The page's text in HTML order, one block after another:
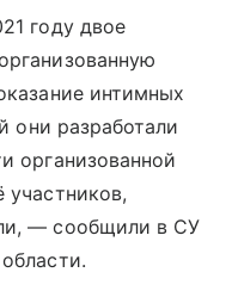
году двое
интимных
они разработали
организованной
— сообщили в СУ